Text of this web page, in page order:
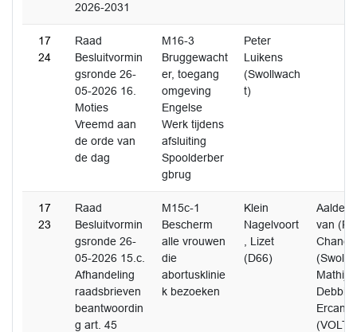
2026-2031
17
24
Raad
Besluitvormin
gsronde 26-
05-2026 16.
Moties
Vreemd aan
de orde van
de dag
M16-3
Bruggewacht
er, toegang
omgeving
Engelse
Werk tijdens
afsluiting
Spoolderber
gbrug
Peter
Luikens
(Swollwach
t)
17
23
Raad
Besluitvormin
gsronde 26-
05-2026 15.c.
Afhandeling
raadsbrieven
beantwoordin
g art. 45
M15c-1
Bescherm
alle vrouwen
die
abortusklinie
k bezoeken
Klein
Nagelvoort
, Lizet
(D66)
van
Chanel
Debbie
Ercan,
(VOLT)